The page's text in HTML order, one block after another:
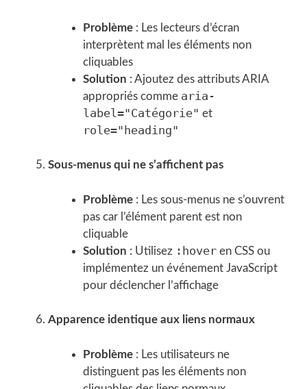
Problème : Les lecteurs d’écran
interprètent mal les éléments non
cliquables
Solution : Ajoutez des attributs ARIA
appropriés comme aria-
label="Catégorie" et
role="heading"
Sous-menus qui ne s’affichent pas
Problème : Les sous-menus ne s’ouvrent
pas car l’élément parent est non
cliquable
Solution : Utilisez :hover en CSS ou
implémentez un événement JavaScript
pour déclencher l’affichage
Apparence identique aux liens normaux
Problème : Les utilisateurs ne
distinguent pas les éléments non